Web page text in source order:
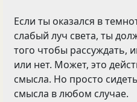
Если ты оказался в
слабый луч света, ты
того чтобы рассуждать,
или нет. Может, это
смысла. Но просто
смысла в любом случае.